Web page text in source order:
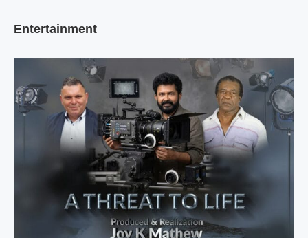
Entertainment